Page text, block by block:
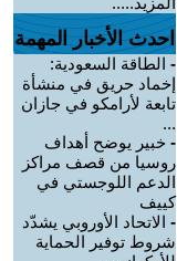
احدث الأخبار المهمة
- الطاقة السعودية:
إخماد حريق في منشأة
تابعة لأرامكو في جازان
...
- خبير يوضح أهداف
روسيا من قصف مراكز
الدعم اللوجستي في
كييف
- الاتحاد الأوروبي يشدّد
شروط توفير الحماية